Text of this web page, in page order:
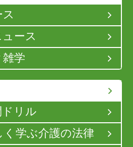
ース
学
ドリル
学ぶ介護の法律